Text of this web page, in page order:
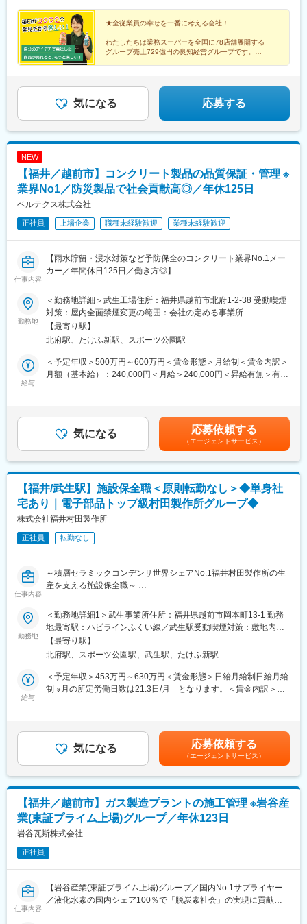
町田木曽、西武東大和、昭島、武蔵境、八王子みなみ野ミートセ
ンター■神奈川県宮前、荏田西、平塚、古淵、上麻生、武蔵新城、
小田原栢山★オープニング同時募集（神奈川県内／今秋新規オー
プン予定）■群馬県桐生境野、笠懸、岩瀬川■滋賀県日野、甲良、
長浜高月/ミートセンター■福井県四ツ居、ワッセ、二の宮、木
西、伏古、新発寒、狸小路２丁目、静内、室蘭、滝川
川駅、上熊谷駅、上尾駅、西小泉駅、柳瀬川駅、喜多見駅、百草
園駅、上野広小路駅、新小金井駅、武蔵境駅、立飛駅、武蔵大和
駅、光が丘駅、古淵駅、鶴川駅、中神駅、八王子みなみ野駅、都
筑ふれあいの丘駅、武蔵新城駅、栢山駅、柿生駅、たまプラーザ
駅、平塚駅、岩宿駅、桐生駅、細谷駅(群馬県)、日野駅(滋賀県)、
ツ公園駅、西敦賀駅、若狭本郷駅、環状通東駅、稲積公園駅、狸
小路駅、沼ノ端駅、糸井駅、鵡川駅、東室蘭駅、滝川駅、緑が丘
与）
★全従業員の幸せを一番に考える会社！
わたしたちは業務スーパーを全国に78店舗展開する
グループ売上729億円の良知経営グループです。
一生懸命になれる人と働きたいと考えています。
気になる 応募する
NEW
【福井／越前市】コンクリート製品の品質保証・管理 ※
業界No1／防災製品で社会貢献高◎／年休125日
ベルテクス株式会社
正社員 上場企業 職種未経験歓迎 業種未経験歓迎
仕事内容
【雨水貯留・浸水対策など予防保全のコンクリート業界No.1メー
カー／年間休日125日／働き方◎】
■ポジション概要
機能保証グループに所属し、各工場の品質管理体制の統括・支援
を担うポジションです。社内規格の制定・改廃・管理をはじめ、
製造方法や品質管理に関する教育・指導、材料変更や配合に関す
る技術支援など、品質保証に関わる幅広い業務を担当します。営
業・設計部門との連携もあり、製造現場の知見を活かした他部署
支援も行います。
■業務内容
・認定業務（社内規格の制定・改廃・管理）
・コンクリート二次製品の製造方法および品質管理に関する教
・営業・設計部門への製造関連支援
・工場への出張（月2回程度からスタート）
■業務の魅力・やりがい
品質管理の専門性を活かしながら、全社的な品質基準の整備・運
用に携われるポジションです。多様な工場・製品に関わること
で、技術的な知見が広がり、業界全体への影響力も実感できま
す。現場との信頼関係を築きながら、品質の底上げを図るやりが
いのある仕事です。
機能保証グループ（武生工場内、生産管理部）に配属となりま
す。現在は兼任管理者1名と実務者1名が在籍しており、知見豊か
な先輩社員がマンツーマン指導で業務の習得を支援します。未経
験でも安心してご入社いただける環境です。
■キャリアパス
入社後はOJTを通じて業務を習得し、1年程度での独り立ちを目指
■当社で働く魅力
地震や台風による洪水・土砂崩れなど災害が多い日本。近年はゲ
リラ豪雨など、下水処理能力を超える雨が増え、都心部でも浸水
被害が発生しています。こうした状況の中、防災・減災事業は政
府の重点施策となり、「国土強靭化計画」により公共事業に多額
の予算が投じられています。私たちの仕事は、今後さらに社会か
ら求められる重要な役割です。
変更の範囲：会社の定める業務
勤務地
＜勤務地詳細＞武生工場住所：福井県越前市北府1-2-38 受動喫煙
対策：屋内全面禁煙変更の範囲：会社の定める事業所
【最寄り駅】
北府駅、たけふ新駅、スポーツ公園駅
給与
＜予定年収＞500万円～600万円＜賃金形態＞月給制＜賃金内訳＞
月額（基本給）：240,000円＜月給＞240,000円＜昇給有無＞有＜
安の金額であり、選考を通じて上下する可能性があります。月給
(月額)は固定手当を含めた表記です。
気になる 応募依頼する
（エージェントサービス）
【福井/武生駅】施設保全職＜原則転勤なし＞◆単身社
宅あり｜電子部品トップ級村田製作所グループ◆
株式会社福井村田製作所
正社員 転勤なし
仕事内容
～積層セラミックコンデンサ世界シェアNo.1福井村田製作所の生
産を支える施設保全職～
■業務内容：
ムラタGの国内最大生産拠点である当社にて、施設保全業務に従
事いただきます。
＜詳細＞
・社内共通施設・インフラ設備の維持管理（運転管理、点検、修
繕等）
4直3交替勤務 （1）8:00～16:15（2）16:00～00:30（3）00:15～
8:15（休憩45分）
※上記以外に（4）8:30～16:45（5）16:30～01:00（6）00:45～
です。
※土日、祝日、長期連休（年末年始、お盆、ＧＷ）関係なしの交替
勤務となります。
※会社基準所定就業日数を超えた勤務日数は休日出勤手当の対象に
なります。
■福利厚生：
朝・昼・夕すべての時間帯で利用できる社員食堂があり、リーズ
ナブルな価格で食事を提供しています。また専門書から一般書ま
で幅広い書籍を取り揃えている図書室、独身社宅等も用意してお
勤務地
＜勤務地詳細1＞武生事業所住所：福井県越前市岡本町13-1 勤務
地最寄駅：ハピラインふくい線／武生駅受動喫煙対策：敷地内全
面禁煙＜勤務地詳細2＞宮崎工場住所：福井県丹生郡越前町小曽原
108号字向北谷100番地 勤務地最寄駅：ハピライン福井線／武生
所： 福井県福井市江守中2丁目1321番地 受動喫煙対策：敷地内全
面禁煙変更の範囲：会社の定める事業所
【最寄り駅】
北府駅、スポーツ公園駅、武生駅、たけふ新駅
給与
＜予定年収＞453万円～630万円＜賃金形態＞日給月給制日給月給
制 ※月の所定労働日数は21.3日/月 となります。＜賃金内訳＞月
勤務手当42,300円／月、深夜勤務手当を含みます。残業代、その
他手当は含みません。（残業代、その他手当は別途支給あり）
【昇給】年1回（4月）【賞与】年2回（6月、12月）賃金はあくま
でも目安の金額であり、選考を通じて上下する可能性がありま
す。月給(月額)は固定手当を含めた表記です。
気になる 応募依頼する
（エージェントサービス）
【福井／越前市】ガス製造プラントの施工管理 ※岩谷産
業(東証プライム上場)グループ／年休123日
岩谷瓦斯株式会社
正社員
仕事内容
【岩谷産業(東証プライム上場)グループ／国内No.1サプライヤー
／液化水素の国内シェア100％で「脱炭素社会」の実現に貢献／